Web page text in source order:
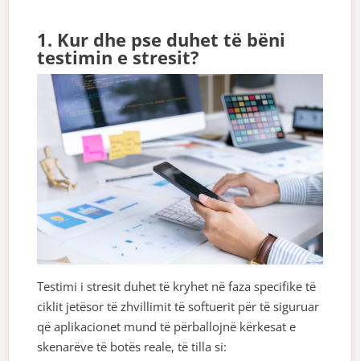
1. Kur dhe pse duhet të bëni
testimin e stresit?
Testimi i stresit duhet të kryhet në faza specifike të
ciklit jetësor të zhvillimit të softuerit për të siguruar
që aplikacionet mund të përballojnë kërkesat e
skenarëve të botës reale, të tilla si: